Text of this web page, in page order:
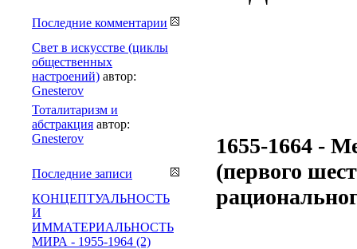
1655-1664 -
(первого
Последние комментарии
Свет в искусстве (циклы
общественных
настроений) автор:
Gnesterov
Тоталитаризм и
абстракция автор:
Gnesterov
Последние записи
КОНЦЕПТУАЛЬНОСТЬ
И
ИММАТЕРИАЛЬНОСТЬ
МИРА - 1955-1964 (2)